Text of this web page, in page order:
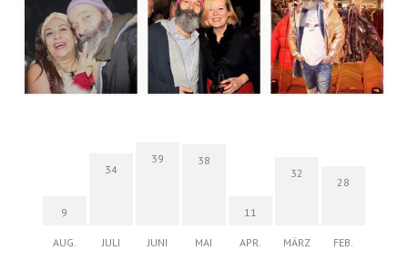
9
AUG.
34
JULI
39
JUNI
38
MAI
11
APR.
32
MÄRZ
28
FEB.